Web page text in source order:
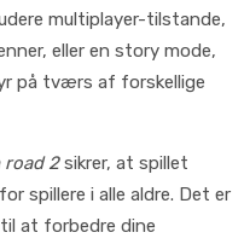
multiplayer-tilstande,
eller en story mode,
på tværs af forskellige
road 2sikrer, at spillet
spillere i alle aldre. Det er
at forbedre dine